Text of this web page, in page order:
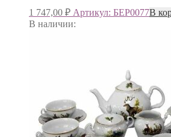
1 747,00 ₽ Артикул: БЕР0077В
В наличии: